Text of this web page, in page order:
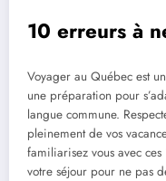
10 erreurs à
Voyager au Québec est
une préparation pour
langue commune.
pleinement de vos
familiarisez vous avec
votre séjour pour ne pas